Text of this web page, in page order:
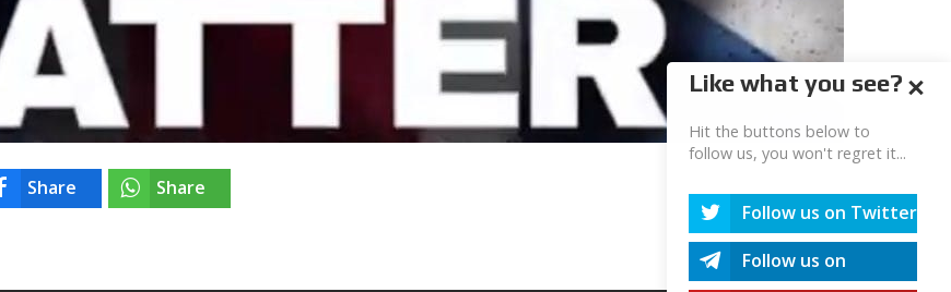
Share Share
Like what you see?
Hit the buttons below to
follow us, you won't regret it...
Follow us on Twitter
Follow us on